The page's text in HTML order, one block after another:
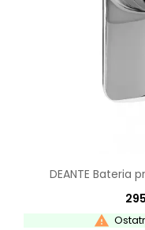
DEANTE Bateria
